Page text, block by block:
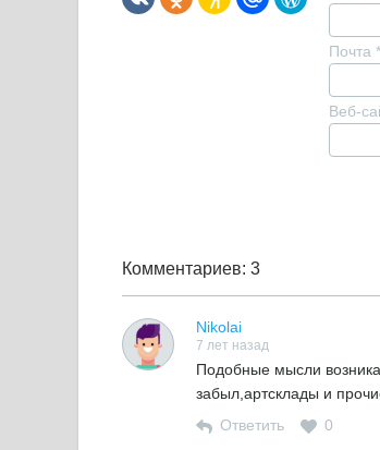
Почта *
Веб-
Комментариев: 3
Nikolai
7 лет назад
Подобные мысли
забыл,артсклады и
Ответить
0